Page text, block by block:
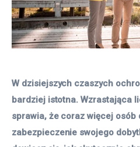
W dzisiejszych czaszych
bardziej istotna. Wzrastająca
sprawia, że coraz więcej osób
zabezpieczenie swojego